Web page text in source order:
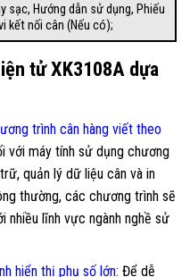
sạc, Hướng dẫn sử dụng, Phiếu
kết nối cân (Nếu có);
tử XK3108A dựa
trình cân hàng viết theo
với máy tính sử dụng chương
quản lý dữ liệu cân và in
thường, các chương trình sẽ
nhiều lĩnh vực ngành nghề sử
hiển thị phụ số lớn: Để dễ